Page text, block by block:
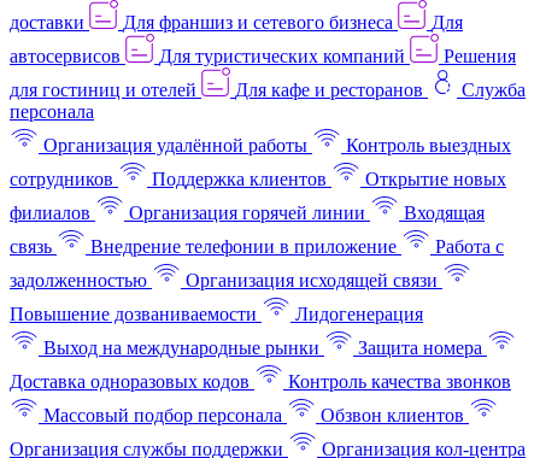
доставки
Для франшиз и сетевого бизнеса
Для
автосервисов
Для туристических компаний
Решения
для гостиниц и отелей
Для кафе и ресторанов
Служба
персонала
Организация удалённой работы
Контроль выездных
сотрудников
Поддержка клиентов
Открытие новых
филиалов
Организация горячей линии
Входящая
связь
Внедрение телефонии в приложение
Работа с
задолженностью
Организация исходящей связи
Повышение дозваниваемости
Лидогенерация
Выход на международные рынки
Защита номера
Доставка одноразовых кодов
Контроль качества звонков
Массовый подбор персонала
Обзвон клиентов
Организация службы поддержки
Организация кол-центра